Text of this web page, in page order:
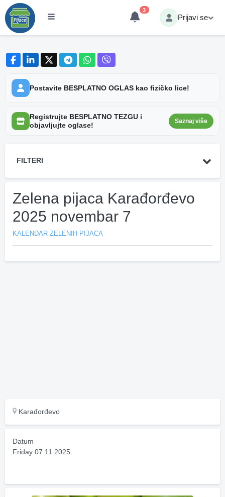
3
Prijavi se
Postavite BESPLATNO OGLAS kao fizičko lice!
Registrujte BESPLATNO TEZGU i
objavljujte oglase!
Saznaj više
FILTERI
Zelena pijaca Karađorđevo
2025 novembar 7
KALENDAR ZELENIH PIJACA
Karađorđevo
Datum
Friday 07.11.2025.